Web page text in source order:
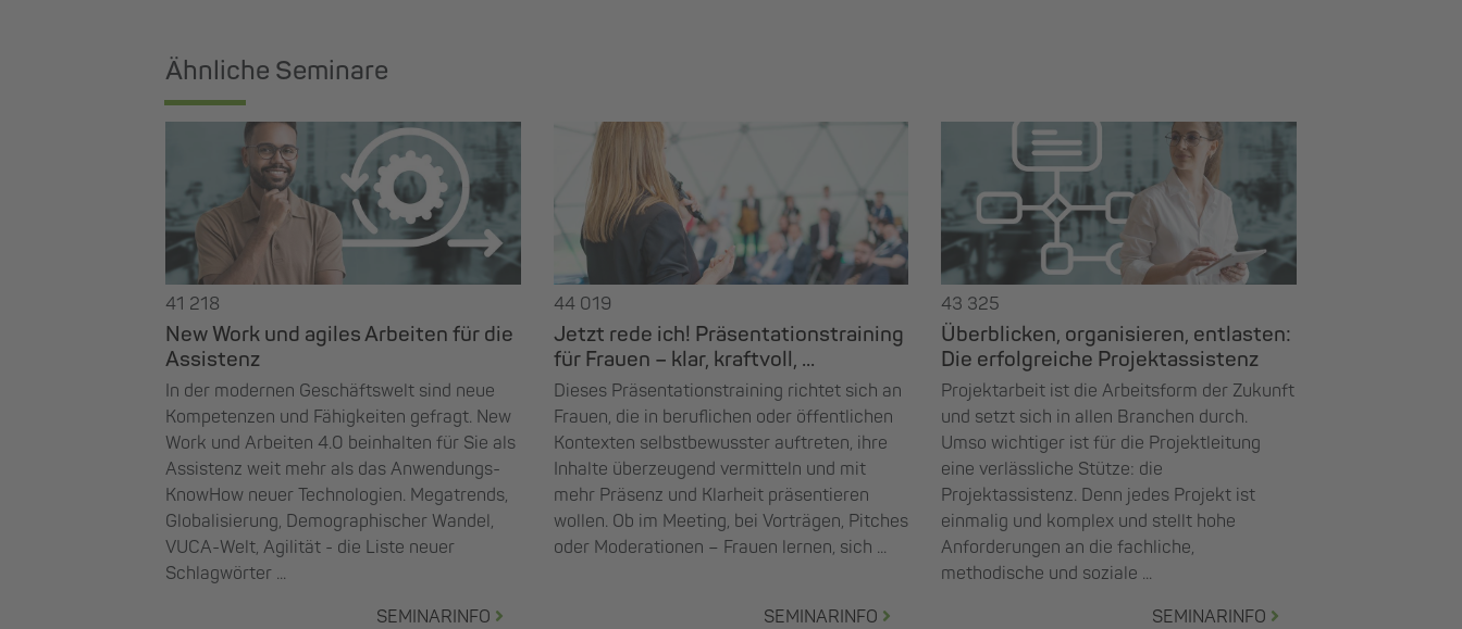
Ähnliche Seminare
41 218
New Work und agiles Arbeiten für die
Assistenz
In der modernen Geschäftswelt sind neue
Kompetenzen und Fähigkeiten gefragt. New
Work und Arbeiten 4.0 beinhalten für Sie als
Assistenz weit mehr als das Anwendungs-
KnowHow neuer Technologien. Megatrends,
Globalisierung, Demographischer Wandel,
VUCA-Welt, Agilität - die Liste neuer
Schlagwörter ...
SEMINARINFO
44 019
Jetzt rede ich! Präsentationstraining
für Frauen – klar, kraftvoll, ...
Dieses Präsentationstraining richtet sich an
Frauen, die in beruflichen oder öffentlichen
Kontexten selbstbewusster auftreten, ihre
Inhalte überzeugend vermitteln und mit
mehr Präsenz und Klarheit präsentieren
wollen. Ob im Meeting, bei Vorträgen, Pitches
oder Moderationen – Frauen lernen, sich ...
SEMINARINFO
43 325
Überblicken, organisieren, entlasten:
Die erfolgreiche Projektassistenz
Projektarbeit ist die Arbeitsform der Zukunft
und setzt sich in allen Branchen durch.
Umso wichtiger ist für die Projektleitung
eine verlässliche Stütze: die
Projektassistenz. Denn jedes Projekt ist
einmalig und komplex und stellt hohe
Anforderungen an die fachliche,
methodische und soziale ...
SEMINARINFO